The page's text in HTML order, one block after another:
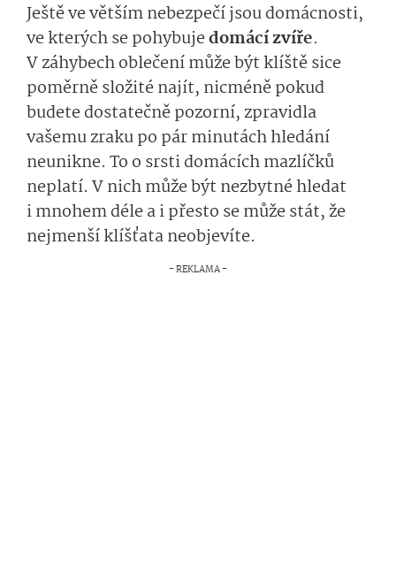
Ještě ve větším nebezpečí jsou domácnosti,
ve kterých se pohybujedomácí zvíře.
V záhybech oblečení může být klíště sice
poměrně složité najít, nicméně pokud
budete dostatečně pozorní, zpravidla
vašemu zraku po pár minutách hledání
neunikne. To o srsti domácích mazlíčků
neplatí. V nich může být nezbytné hledat
i mnohem déle a i přesto se může stát, že
nejmenší klíšťata neobjevíte.